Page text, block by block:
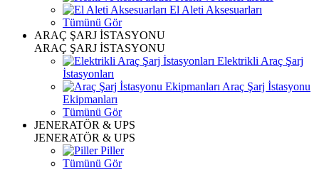
El Aleti Aksesuarları
Tümünü Gör
ARAÇ ŞARJ İSTASYONU
ARAÇ ŞARJ İSTASYONU
Elektrikli Araç Şarj
İstasyonları
Araç Şarj İstasyonu
Ekipmanları
Tümünü Gör
JENERATÖR & UPS
JENERATÖR & UPS
Piller
Tümünü Gör